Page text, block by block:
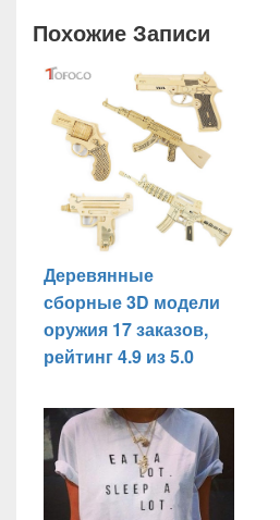
Похожие Записи
Деревянные
сборные 3D модели
оружия 17 заказов,
рейтинг 4.9 из 5.0